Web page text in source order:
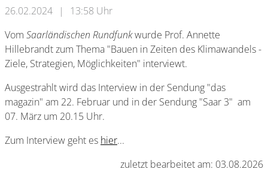
26.02.2024 |
13:58 Uhr
Vom Saarländischen Rundfunkwurde Prof. Annette
Hillebrandt zum Thema "Bauen in Zeiten des Klimawandels -
Ziele, Strategien, Möglichkeiten" interviewt.
Ausgestrahlt wird das Interview in der Sendung "das
magazin" am 22. Februar und in der Sendung "Saar 3" am
07. März um 20.15 Uhr.
Zum Interview geht es hier...
zuletzt bearbeitet am: 03.08.2026